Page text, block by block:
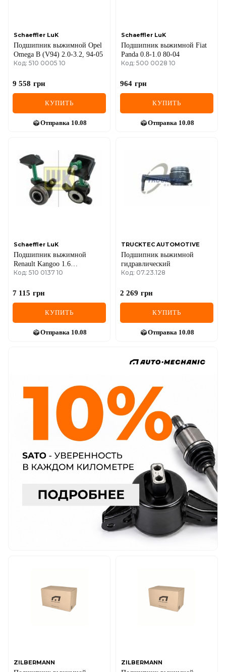
SMART
SSANGYONG
SUZUKI
TESLA
VOLVO
VW
ZEEKR
Schaeffler LuK
Подшипник выжимной Opel
Omega B (V94) 2.0-3.2, 94-05
Код: 510 0005 10
9 558 грн
КУПИТЬ
Отправка 10.08
Schaeffler LuK
Подшипник выжимной Fiat
Panda 0.8-1.0 80-04
Код: 500 0028 10
964 грн
КУПИТЬ
Отправка 10.08
Schaeffler LuK
Подшипник выжимной
Renault Kangoo 1.6
16V/1.9dCi 01-
Код: 510 0137 10
7 115 грн
КУПИТЬ
Отправка 10.08
TRUCKTEC AUTOMOTIVE
Подшипник выжимной
гидравлический
Код: 07.23.128
2 269 грн
КУПИТЬ
Отправка 10.08
ZILBERMANN ZILBERMANN